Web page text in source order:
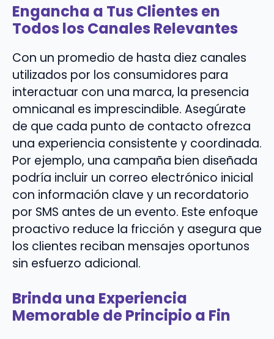
Engancha a Tus Clientes en
Todos los Canales Relevantes
Con un promedio de hasta diez canales
utilizados por los consumidores para
interactuar con una marca, la presencia
omnicanal es imprescindible. Asegúrate
de que cada punto de contacto ofrezca
una experiencia consistente y coordinada.
Por ejemplo, una campaña bien diseñada
podría incluir un correo electrónico inicial
con información clave y un recordatorio
por SMS antes de un evento. Este enfoque
proactivo reduce la fricción y asegura que
los clientes reciban mensajes oportunos
sin esfuerzo adicional.
Brinda una Experiencia
Memorable de Principio a Fin